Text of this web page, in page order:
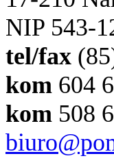
NIP 543-
tel/fax
kom 604
kom 508